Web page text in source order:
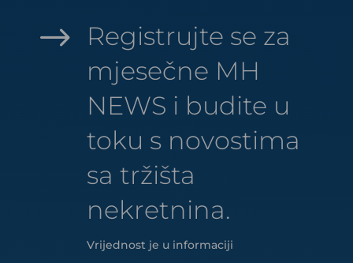
$
Registrujte se za
mjesečne MH
NEWS i budite u
toku s novostima
sa tržišta
nekretnina.
Vrijednost je u informaciji